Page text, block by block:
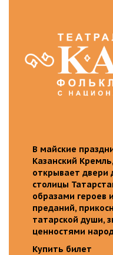
В майские
Казанский
открывает двери
столицы
образами героев
преданий,
татарской души,
ценностями
Купить билет